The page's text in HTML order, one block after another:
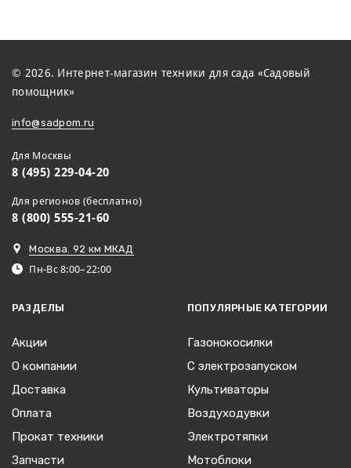
© 2026. Интернет-магазин техники для сада «Садовый
помощник»
info@sadpom.ru
Для Москвы
8 (495) 229-04-20
Для регионов (бесплатно)
8 (800) 555-21-60
Москва. 92 км МКАД
Пн-Вс 8:00–22:00
РАЗДЕЛЫ
Акции
О компании
Доставка
Оплата
Прокат техники
Запчасти
ПОПУЛЯРНЫЕ КАТЕГОРИИ
Газонокосилки
С электрозапуском
Культиваторы
Воздуходувки
Электротяпки
Мотоблоки